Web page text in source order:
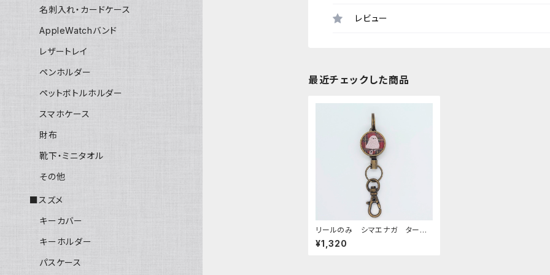
レビュー
最近チェックした商品
リールのみ シマエナガ タータ
ンチェック
¥1,320
名刺入れ・カードケース
AppleWatchバンド
レザートレイ
ペンホルダー
ペットボトルホルダー
スマホケース
財布
靴下・ミニタオル
その他
■スズメ
キーカバー
キーホルダー
パスケース